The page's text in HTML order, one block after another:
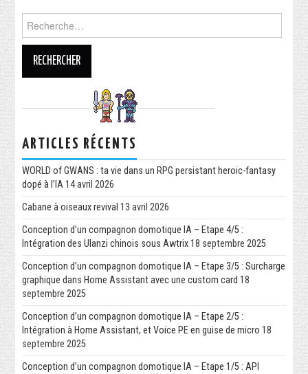
ARTICLES RÉCENTS
WORLD of GWANS : ta vie dans un RPG persistant heroic-fantasy
dopé à l’IA 14 avril 2026
Cabane à oiseaux revival 13 avril 2026
Conception d’un compagnon domotique IA – Etape 4/5 :
Intégration des Ulanzi chinois sous Awtrix 18 septembre 2025
Conception d’un compagnon domotique IA – Etape 3/5 : Surcharge
graphique dans Home Assistant avec une custom card 18
septembre 2025
Conception d’un compagnon domotique IA – Etape 2/5 :
Intégration à Home Assistant, et Voice PE en guise de micro 18
septembre 2025
Conception d’un compagnon domotique IA – Etape 1/5 : API